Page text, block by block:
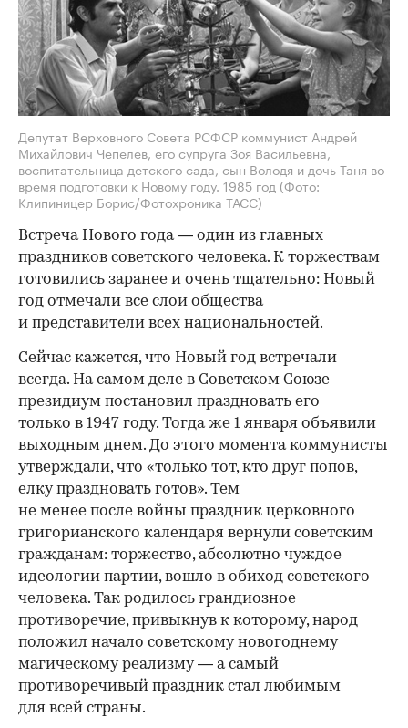
Депутат Верховного Совета РСФСР коммунист Андрей
Михайлович Чепелев, его супруга Зоя Васильевна,
воспитательница детского сада, сын Володя и дочь Таня во
время подготовки к Новому году. 1985 год (Фото:
Клипиницер Борис/Фотохроника ТАСС)
Встреча Нового года — один из главных
праздников советского человека. К торжествам
готовились заранее и очень тщательно: Новый
год отмечали все слои общества
и представители всех национальностей.
Сейчас кажется, что Новый год встречали
всегда. На самом деле в Советском Союзе
президиум постановил праздновать его
только в 1947 году. Тогда же 1 января объявили
выходным днем. До этого момента коммунисты
утверждали, что «только тот, кто друг попов,
елку праздновать готов». Тем
не менее после войны праздник церковного
григорианского календаря вернули советским
гражданам: торжество, абсолютно чуждое
идеологии партии, вошло в обиход советского
человека. Так родилось грандиозное
противоречие, привыкнув к которому, народ
положил начало советскому новогоднему
магическому реализму — а самый
противоречивый праздник стал любимым
для всей страны.